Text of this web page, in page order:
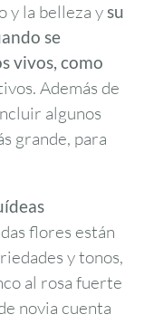
y la belleza ysu
se
vivos, como
Además de
algunos
grande, para
flores están
y tonos,
al rosa fuerte
novia cuenta